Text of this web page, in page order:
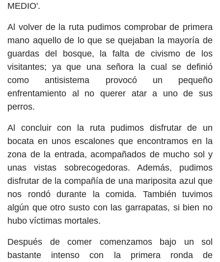
MEDIO'.
Al volver de la ruta pudimos comprobar de primera
mano aquello de lo que se quejaban la mayoría de
guardas del bosque, la falta de civismo de los
visitantes; ya que una señora la cual se definió
como antisistema provocó un pequeño
enfrentamiento al no querer atar a uno de sus
perros.
Al concluir con la ruta pudimos disfrutar de un
bocata en unos escalones que encontramos en la
zona de la entrada, acompañados de mucho sol y
unas vistas sobrecogedoras. Además, pudimos
disfrutar de la compañía de una mariposita azul que
nos rondó durante la comida. También tuvimos
algún que otro susto con las garrapatas, si bien no
hubo víctimas mortales.
Después de comer comenzamos bajo un sol
bastante intenso con la primera ronda de